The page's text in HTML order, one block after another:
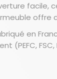
facile,
offre
en
(PEFC, FSC,